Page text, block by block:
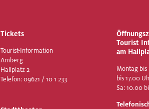
Tickets
Tourist-Information
Amberg
Hallplatz 2
Telefon:09621 / 10 1 233
Tourist
am
Montag
bis 17.00
Sa: 10.00